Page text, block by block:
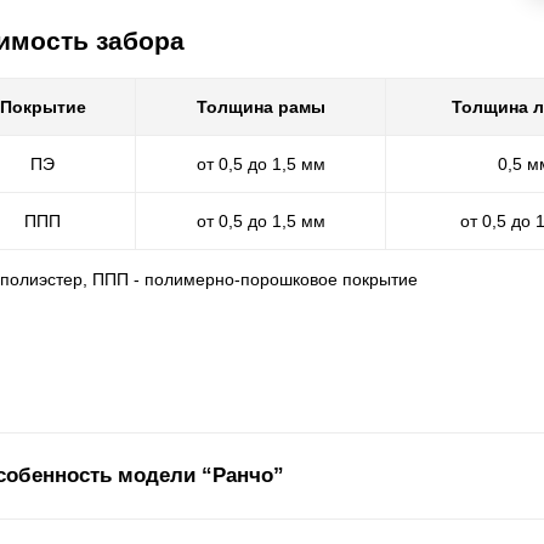
забора
Покрытие Толщина рамы Толщина
ПЭ от 0,5 до 1,5 мм 0,5
ППП от 0,5 до 1,5 мм от 0,5 до
ППП - полимерно-порошковое покрытие
модели “Ранчо”